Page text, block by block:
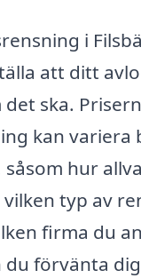
i
att ditt
ska.
kan variera
hur
typ av
firma du
du förvänta